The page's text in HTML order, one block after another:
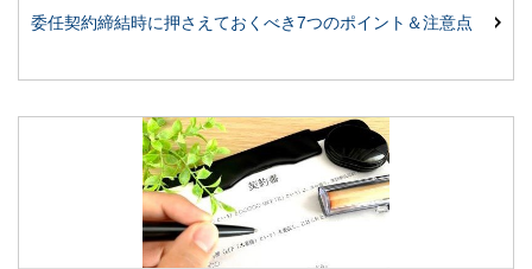
委任契約締結時に押さえておくべき7つのポイント＆注意点